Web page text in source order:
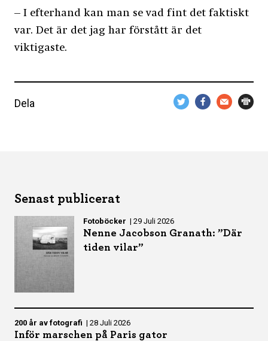
– I efterhand kan man se vad fint det faktiskt
var. Det är det jag har förstått är det
viktigaste.
Dela
Senast publicerat
Fotoböcker | 29 Juli 2026
Nenne Jacobson Granath: ”Där
tiden vilar”
200 år av fotografi | 28 Juli 2026
Inför marschen på Paris gator